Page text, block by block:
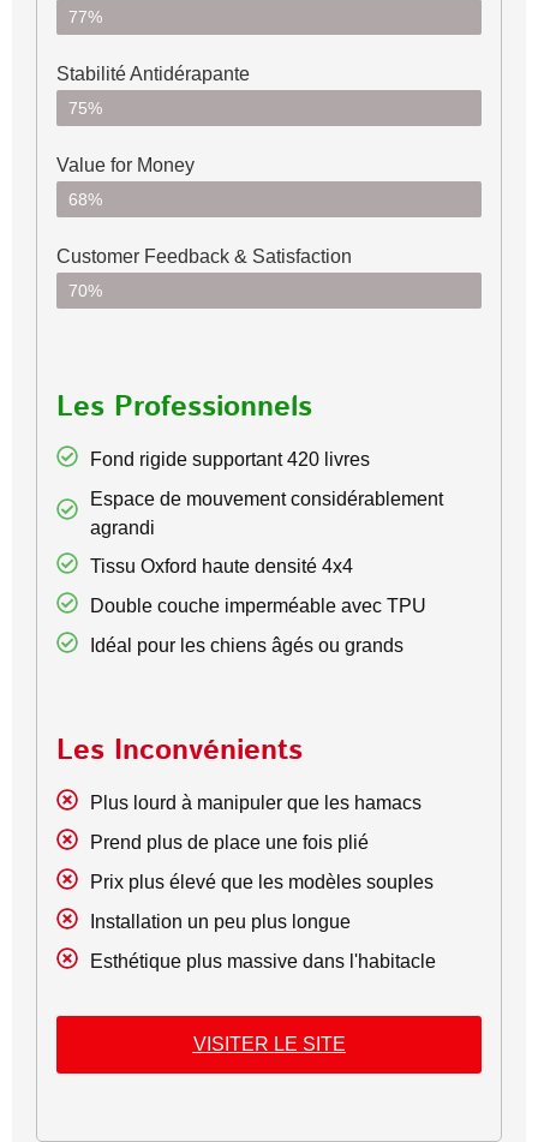
77%
Stabilité Antidérapante
75%
Value for Money
68%
Customer Feedback & Satisfaction​
70%
Les Professionnels
Fond rigide supportant 420 livres
Espace de mouvement considérablement
agrandi
Tissu Oxford haute densité 4x4
Double couche imperméable avec TPU
Idéal pour les chiens âgés ou grands
Les Inconvénients
Plus lourd à manipuler que les hamacs
Prend plus de place une fois plié
Prix plus élevé que les modèles souples
Installation un peu plus longue
Esthétique plus massive dans l'habitacle
VISITER LE SITE